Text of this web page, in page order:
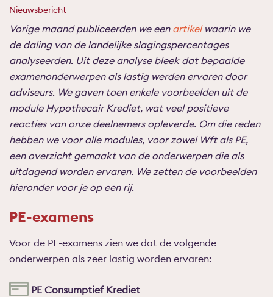
Nieuwsbericht
Vorige maand publiceerden we een artikelwaarin we
de daling van de landelijke slagingspercentages
analyseerden. Uit deze analyse bleek dat bepaalde
examenonderwerpen als lastig werden ervaren door
adviseurs. We gaven toen enkele voorbeelden uit de
module Hypothecair Krediet, wat veel positieve
reacties van onze deelnemers opleverde. Om die reden
hebben we voor alle modules, voor zowel Wft als PE,
een overzicht gemaakt van de onderwerpen die als
uitdagend worden ervaren. We zetten de voorbeelden
hieronder voor je op een rij.
PE-examens
Voor de PE-examens zien we dat de volgende
onderwerpen als zeer lastig worden ervaren:
PE Consumptief Krediet